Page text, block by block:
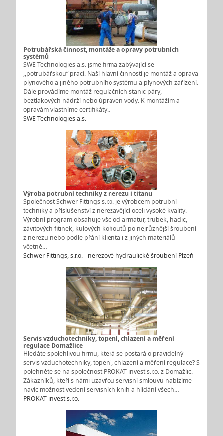
Potrubářská činnost, montáže a opravy potrubních
systémů
SWE Technologies a.s. jsme firma zabývající se
,,potrubářskou“ prací. Naší hlavní činností je montáž a oprava
plynového a jiného potrubního systému a plynových zařízení.
Dále provádíme montáž regulačních stanic páry,
beztlakových nádrží nebo úpraven vody. K montážím a
opravám vlastníme certifikáty…
SWE Technologies a.s.
Výroba potrubní techniky z nerezu i titanu
Společnost Schwer Fittings s.r.o. je výrobcem potrubní
techniky a příslušenství z nerezavějící oceli vysoké kvality.
Výrobní program obsahuje vše od armatur, trubek, hadic,
závitových fitinek, kulových kohoutů po nejrůznější šroubení
z nerezu nebo podle přání klienta i z jiných materiálů
včetně…
Schwer Fittings, s.r.o. - nerezové hydraulické šroubení Plzeň
Servis vzduchotechniky, topení, chlazení a měření
regulace Domažlice
Hledáte spolehlivou firmu, která se postará o pravidelný
servis vzduchotechniky, topení, chlazení a měření regulace? S
polehněte se na společnost PROKAT invest s.r.o. z Domažlic.
Zákazníků, kteří s námi uzavřou servisní smlouvu nabízíme
navíc možnost vedení servisních knih a hlídání všech…
PROKAT invest s.r.o.